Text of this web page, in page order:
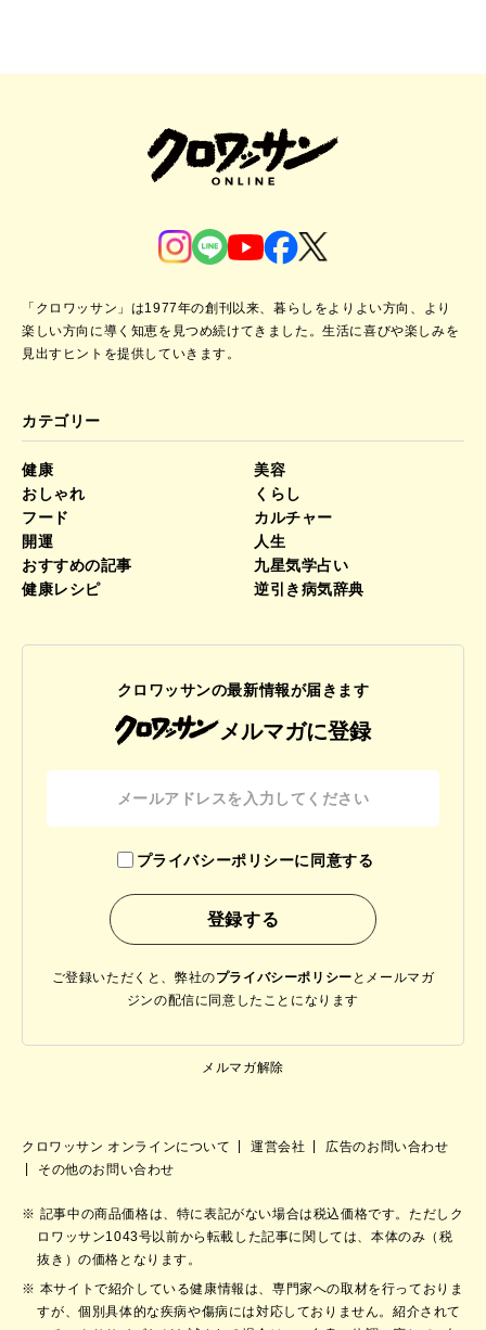
「クロワッサン」は1977年の創刊以来、暮らしをよりよい方向、より
楽しい方向に導く知恵を見つめ続けてきました。生活に喜びや楽しみを
見出すヒントを提供していきます。
カテゴリー
健康
美容
おしゃれ
くらし
フード
カルチャー
開運
人生
おすすめの記事
九星気学占い
健康レシピ
逆引き病気辞典
クロワッサンの最新情報が届きます
メルマガに登録
プライバシーポリシーに同意する
ご登録いただくと、弊社のプライバシーポリシー と メールマガ
ジンの配信に同意したことになります
メルマガ解除
クロワッサン オンラインについて 運営会社
広告のお問い合わせ
その他のお問い合わせ
記事中の商品価格は、特に表記がない場合は税込価格です。ただしク
ロワッサン1043号以前から転載した記事に関しては、本体のみ（税
抜き）の価格となります。
本サイトで紹介している健康情報は、専門家への取材を行っておりま
すが、個別具体的な疾病や傷病には対応しておりません。紹介されて